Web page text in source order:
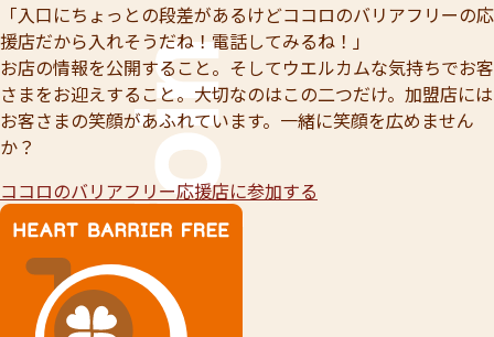
「入口にちょっとの段差があるけどココロのバリアフリーの応
援店だから入れそうだね！電話してみるね！」
お店の情報を公開すること。そしてウエルカムな気持ちでお客
さまをお迎えすること。大切なのはこの二つだけ。加盟店には
お客さまの笑顔があふれています。一緒に笑顔を広めません
か？
ココロのバリアフリー応援店に参加する